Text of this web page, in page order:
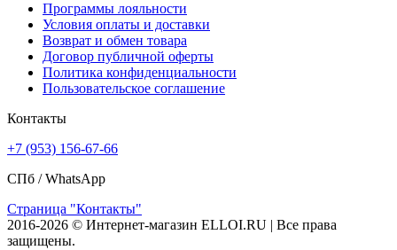
Программы лояльности
Условия оплаты и доставки
Возврат и обмен товара
Договор публичной оферты
Политика конфиденциальности
Пользовательское соглашение
Контакты
+7 (953) 156-67-66
СПб /WhatsApp
Страница "Контакты"
2016-2026 © Интернет-магазин ELLOI.RU | Все права
защищены.